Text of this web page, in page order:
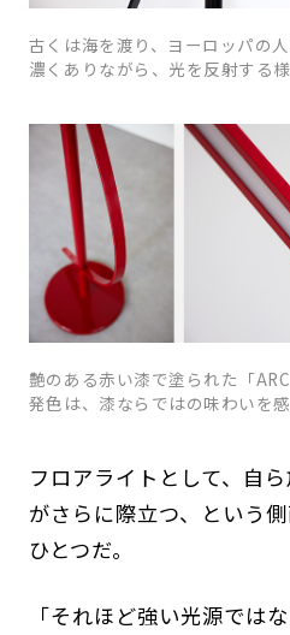
古くは海を渡り、ヨーロッパの
濃くありながら、光を反射する様
艶のある赤い漆で塗られた「
発色は、漆ならではの味わいを感
フロアライトとして、自
がさらに際立つ、という
ひとつだ。
「それほど強い光源では